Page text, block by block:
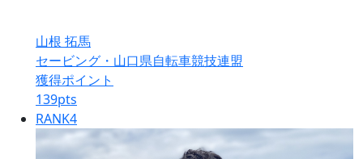
山根 拓馬
セービング・山口県自転車競技連盟
獲得ポイント
139pts
RANK4